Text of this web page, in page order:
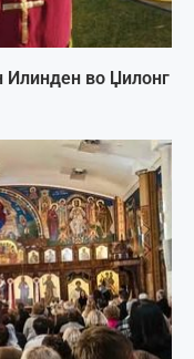
во Џилонг